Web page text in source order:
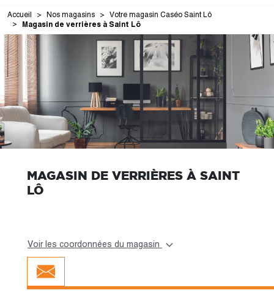
Accueil Nos magasins Votre magasin Caséo Saint Lô
Magasin de verrières à Saint Lô
MAGASIN DE VERRIÈRES À SAINT
LÔ
Voir les coordonnées du magasin